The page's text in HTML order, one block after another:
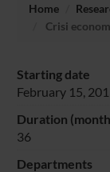
Home
Crisi
Starting date
February 15,
Duration
36
Departments